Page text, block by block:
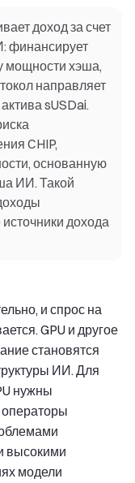
доход за счет
финансирует
мощности хэша,
направляет
sUSDai.
CHIP,
основанную
ИИ. Такой
дохода
и спрос на
GPU и другое
становятся
ИИ. Для
нужны
высокими
модели